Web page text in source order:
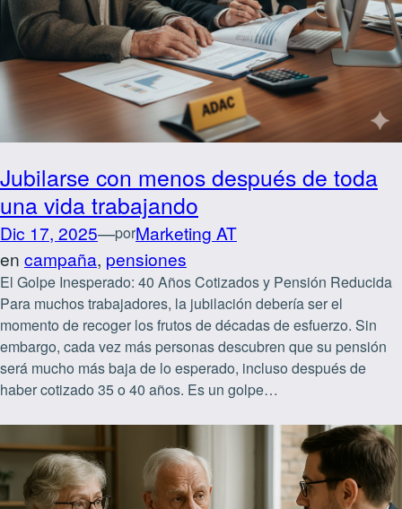
Jubilarse con menos después de toda
una vida trabajando
Dic 17, 2025—porMarketing AT
en campaña, pensiones
El Golpe Inesperado: 40 Años Cotizados y Pensión Reducida
Para muchos trabajadores, la jubilación debería ser el
momento de recoger los frutos de décadas de esfuerzo. Sin
embargo, cada vez más personas descubren que su pensión
será mucho más baja de lo esperado, incluso después de
haber cotizado 35 o 40 años. Es un golpe…